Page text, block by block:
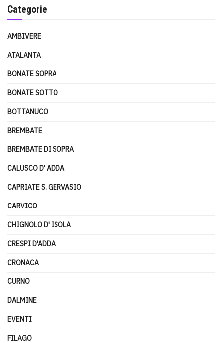
Categorie
AMBIVERE
ATALANTA
BONATE SOPRA
BONATE SOTTO
BOTTANUCO
BREMBATE
BREMBATE DI SOPRA
CALUSCO D' ADDA
CAPRIATE S. GERVASIO
CARVICO
CHIGNOLO D' ISOLA
CRESPI D'ADDA
CRONACA
CURNO
DALMINE
EVENTI
FILAGO